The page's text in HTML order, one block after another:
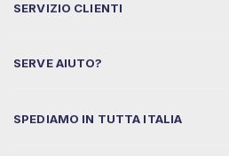
SERVIZIO CLIENTI
SERVE AIUTO?
SPEDIAMO IN TUTTA ITALIA